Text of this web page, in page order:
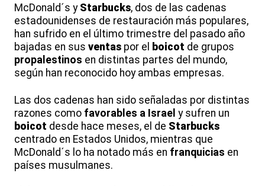
McDonald´s y Starbucks, dos de las cadenas
estadounidenses de restauración más populares,
han sufrido en el último trimestre del pasado año
bajadas en sus ventas por el boicot de grupos
propalestinos en distintas partes del mundo,
según han reconocido hoy ambas empresas.
Las dos cadenas han sido señaladas por distintas
razones como favorables a Israel y sufren un
boicot desde hace meses, el de Starbucks
centrado en Estados Unidos, mientras que
McDonald´s lo ha notado más en franquicias en
países musulmanes.